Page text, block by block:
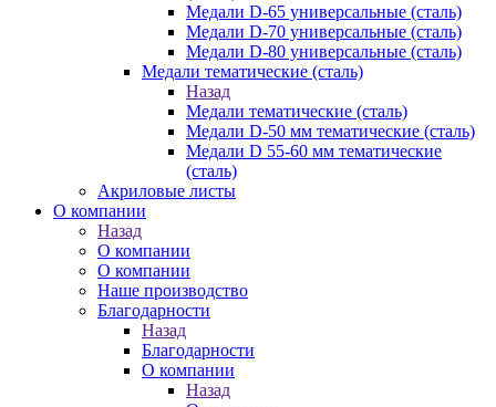
Медали D-65 универсальные (сталь)
Медали D-70 универсальные (сталь)
Медали D-80 универсальные (сталь)
Медали тематические (сталь)
Назад
Медали тематические (сталь)
Медали D-50 мм тематические (сталь)
Медали D 55-60 мм тематические
(сталь)
Акриловые листы
О компании
Назад
О компании
О компании
Наше производство
Благодарности
Назад
Благодарности
О компании
Назад